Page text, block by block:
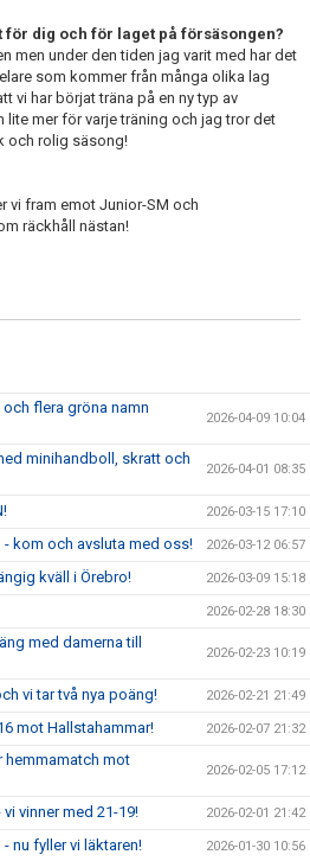
för dig och för laget på försäsongen?
men under den tiden jag varit med har det
som kommer från många olika lag
vi har börjat träna på en ny typ av
mer för varje träning och jag tror det
och rolig säsong!
vi fram emot Junior-SM och
räckhåll nästan!
och flera gröna namn
2026-04-09 10:04
minihandboll, skratt och
2026-04-01 08:35
2026-03-15 17:10
kom och avsluta med oss! 2026-03-12 06:57
kväll i Örebro! 2026-03-09 15:18
2026-02-28 18:30
med damerna till
2026-02-23 10:19
vi tar två nya poäng! 2026-02-21 21:49
mot Hallstahammar! 2026-02-07 21:32
hemmamatch mot
2026-02-05 17:12
vinner med 21-19! 2026-02-01 21:42
nu fyller vi läktaren! 2026-01-30 10:56